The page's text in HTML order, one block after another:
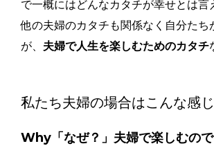
で一概にはどんなカタチが幸せとは言
他の夫婦のカタチも関係なく自分たち
が、 夫婦で人生を楽しむためのカタチ
私たち夫婦の場合はこんな感
Why「なぜ？」夫婦で楽しむの